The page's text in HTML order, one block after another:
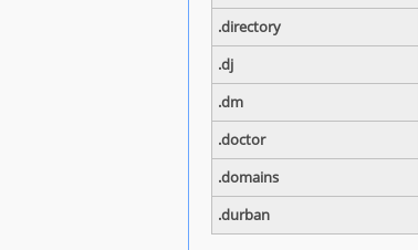
.directory
.dj
.dm
.doctor
.domains
.durban